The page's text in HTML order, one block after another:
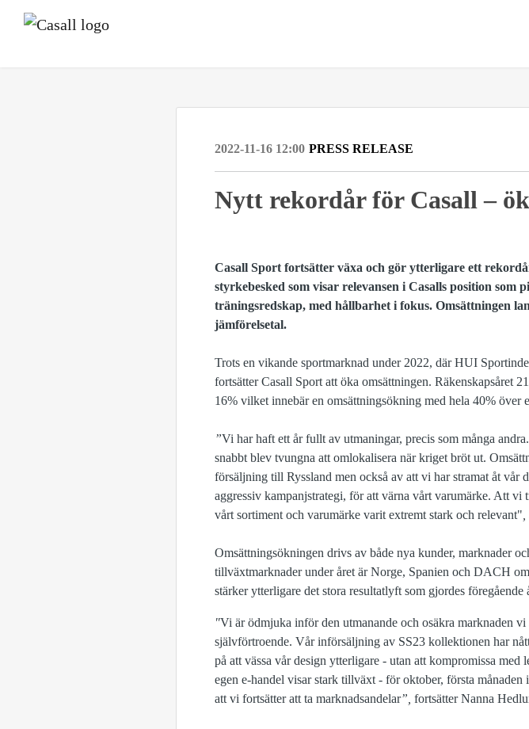
2022-11-16 12:00 PRESS RELEASE
Nytt rekordår för Casall –
Casall Sport fortsätter växa och gör ytterligare ett
styrkebesked som visar relevansen i Casalls position
träningsredskap, med hållbarhet i fokus. Omsättningen
jämförelsetal.
Trots en vikande sportmarknad under 2022, där HUI
fortsätter Casall Sport att öka omsättningen. Räkenskapsåret
16% vilket innebär en omsättningsökning med hela 40% över
”Vi har haft ett år fullt av utmaningar, precis som många
snabbt blev tvungna att omlokalisera när kriget bröt ut.
försäljning till Ryssland men också av att vi har stramat åt
aggressiv kampanjstrategi, för att värna vårt varumärke. Att
vårt sortiment och varumärke varit extremt stark och relevant"
Omsättningsökningen drivs av både nya kunder, marknader
tillväxtmarknader under året är Norge, Spanien och DACH
stärker ytterligare det stora resultatlyft som gjordes
"Vi är ödmjuka inför den utmanande och osäkra marknaden
självförtroende. Vår införsäljning av SS23 kollektionen har
på att vässa vår design ytterligare - utan att kompromissa
egen e-handel visar stark tillväxt - för oktober, första
att vi fortsätter att ta marknadsandelar”, fortsätter Nanna